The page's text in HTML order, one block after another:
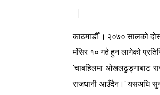
काठमाडौँ । २०७० सालको
मंसिर १० गते हुन लागेको
'चाबहिलमा ओखलढुङ्गाबाट
राजधानी आउँदैन।'यसअघि